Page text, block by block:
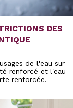
DES
de l'eau sur
renforcé et l'eau
renforcée.